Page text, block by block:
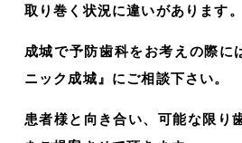
取り巻く状況に違いがあります。
成城で予防歯科をお考えの際に
ニック成城』にご相談下さい。
患者様と向き合い、可能な限り